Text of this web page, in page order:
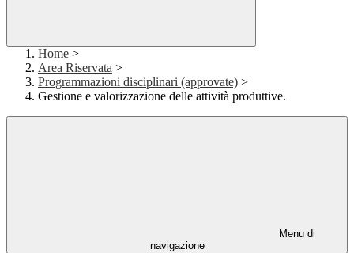
Home >
Area Riservata >
Programmazioni disciplinari (approvate) >
Gestione e valorizzazione delle attività produttive.
Menu di
navigazione